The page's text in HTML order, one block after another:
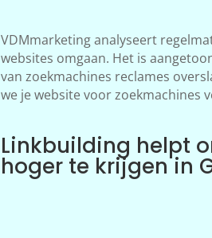
VDMmarketing analyseert
websites omgaan. Het is
van zoekmachines reclames
we je website voor zoekmachines
Linkbuilding helpt
hoger te krijgen in